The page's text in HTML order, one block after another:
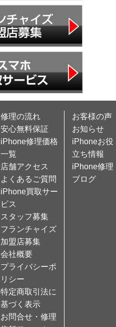
修理の流れ
安心無料保証
iPhone修理価格
一覧
店舗アクセス
よくあるご質問
iPhone買取サー
ビス
スタッフ募集
フランチャイズ
加盟店募集
会社概要
プライバシーポ
リシー
特定商取引法に
基づく表示
お問合せ・修理
お客様の声
お知らせ
iPhoneお役
立ち情報
iPhone修理
ブログ